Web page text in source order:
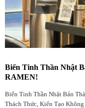
Biến Tinh Thần Nhật
RAMEN!
Biến Tinh Thần Nhật Bản
Thách Thức, Kiến Tạo